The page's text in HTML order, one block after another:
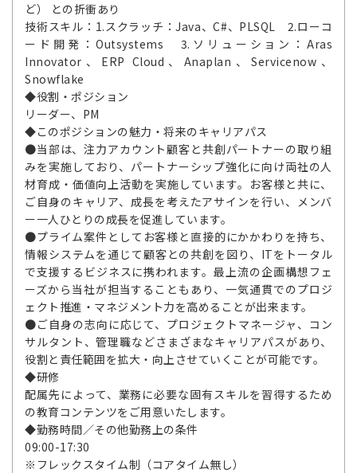
ど） との折衝あり
技術スキル：1.スクラッチ：Java、C#、PLSQL 2.ローコ
ード開発：Outsystems 3.ソリューション：Aras
Innovator、ERP Cloud、Anaplan、Servicenow、
Snowflake
◆役割・ポジション
リーダー、PM
◆このポジションの魅力・将来のキャリアパス
●当部は、注力アカウント顧客と共創パートナーの取り組
みを実施しており、パートナーシップ強化に向け両社の人
材育成・価値向上活動を実施しています。お客様と共に、
ご自身のキャリア、成長を考えたアサインを行い、メンバ
ー一人ひとりの成長を促進しています。
●プライム案件としてお客様と直接的にかかわりを持ち、
情報システムを通じて顧客との共創を図り、ITをトータル
で支援するビジネスに携われます。最上流の企画構想フェ
ーズから当社が担当することもあり、一気通貫でのプロジ
ェクト推進・マネジメント力を高めることが出来ます。
●ご自身の志向に応じて、プロジェクトマネージャ、コン
サルタント、管理職などさまざまなキャリアパスがあり、
役割と責任範囲を拡大・向上させていくことが可能です。
◆研修
配属先によって、業務に必要な固有スキルを習得するため
の教育コンテンツをご用意いたします。
◆勤務時間／その他勤務上の条件
09:00-17:30
※フレックスタイム制（コアタイム無し）